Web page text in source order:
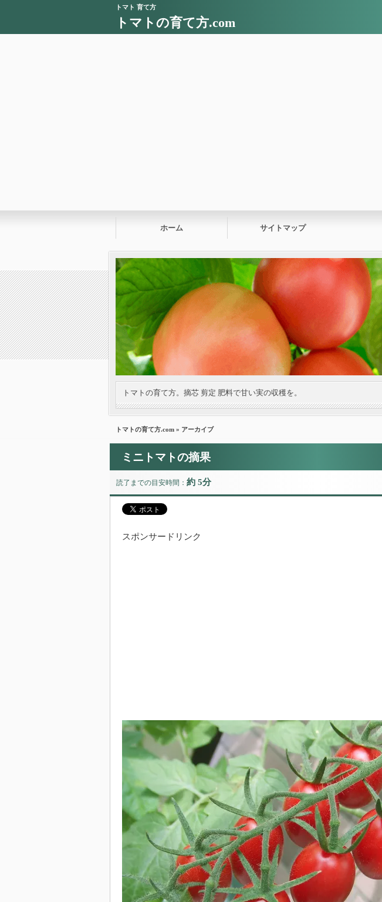
トマト 育て方
トマトの育て方.com
ホーム サイトマップ
トマトの育て方。摘芯 剪定 肥料で甘い実の収穫を。
トマトの育て方.com » アーカイブ
ミニトマトの摘果
読了までの目安時間： 約 5分
スポンサードリンク